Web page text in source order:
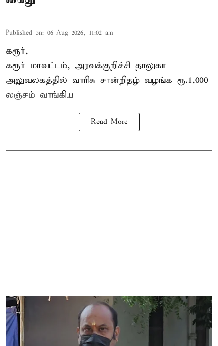
Published on: 06 Aug 2026, 11:02 am
கரூர்,
கரூர் மாவட்டம், அரவக்குறிச்சி தாலுகா
அலுவலகத்தில் வாரிசு சான்றிதழ் வழங்க ரூ.1,000
லஞ்சம் வாங்கிய
Read More